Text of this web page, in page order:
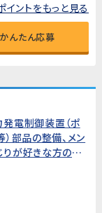
イントをもっと見る
かんたん応募
発電制御装置（ポ
）部品の整備、メン
りが好きな方のお